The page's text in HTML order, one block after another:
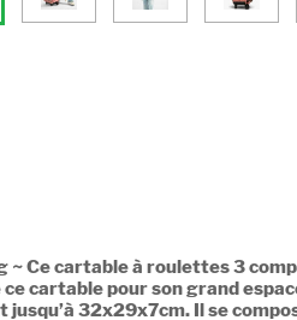
~ Ce cartable à roulettes 3
ce cartable pour son grand
jusqu’à 32x29x7cm. Il se